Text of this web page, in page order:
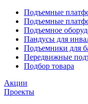
Подъемные
Подъемные
Подъемное
Пандусы для
Подъемники для
Передвижные
Подбор товара
Акции
Проекты